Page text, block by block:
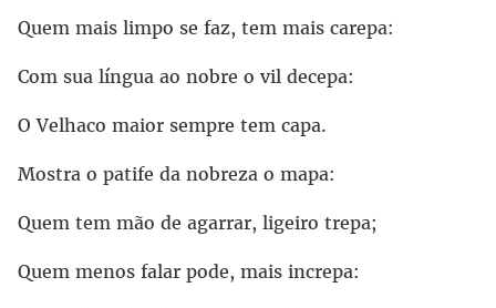
Quem mais limpo se faz, tem mais carepa:
Com sua língua ao nobre o vil decepa:
O Velhaco maior sempre tem capa.
Mostra o patife da nobreza o mapa:
Quem tem mão de agarrar, ligeiro trepa;
Quem menos falar pode, mais increpa: